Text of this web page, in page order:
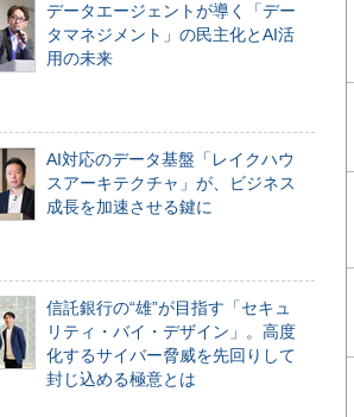
データエージェントが導く「デー
タマネジメント」の民主化とAI活
用の未来
AI対応のデータ基盤「レイクハウ
スアーキテクチャ」が、ビジネス
成長を加速させる鍵に
信託銀行の“雄”が目指す「セキュ
リティ・バイ・デザイン」。高度
化するサイバー脅威を先回りして
封じ込める極意とは